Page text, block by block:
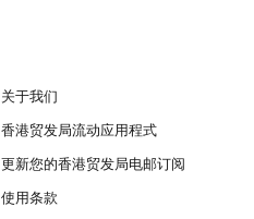
关于我们
香港贸发局流动应用程式
更新您的香港贸发局电邮订阅
使用条款